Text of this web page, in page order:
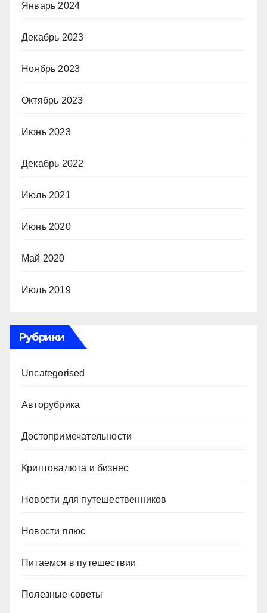
Январь 2024
Декабрь 2023
Ноябрь 2023
Октябрь 2023
Июнь 2023
Декабрь 2022
Июль 2021
Июнь 2020
Май 2020
Июль 2019
Рубрики
Uncategorised
Авторубрика
Достопримечательности
Криптовалюта и бизнес
Новости для путешественников
Новости плюс
Питаемся в путешествии
Полезные советы